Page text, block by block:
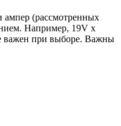
ампер (рассмотренных
Например, 19V x
важен при выборе. Важны